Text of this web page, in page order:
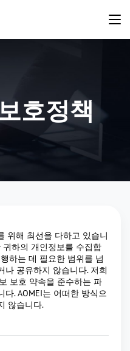
호정책
위해 최선을 다하고 있습니
하의 개인정보를 수집합
하는 데 필요한 범위를 넘
나 공유하지 않습니다. 저희
보호 약속을 준수하는 파
. AOMEI는 어떠한 방식으
않습니다.